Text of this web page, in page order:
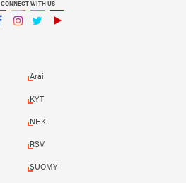
CONNECT WITH US
Arai
KYT
NHK
RSV
SUOMY